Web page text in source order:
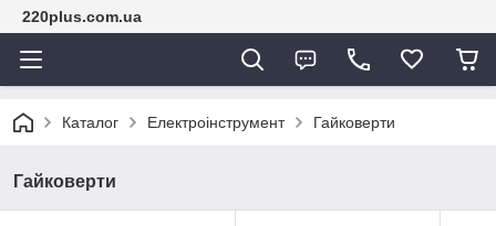
220plus.com.ua
Каталог Електроінструмент Гайковерти
Гайковерти